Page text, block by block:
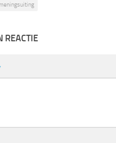
REACTIE